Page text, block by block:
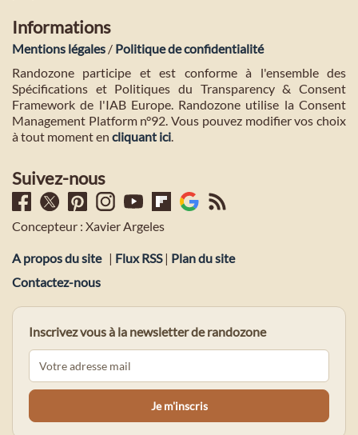
Informations
Mentions légales / Politique de confidentialité
Randozone participe et est conforme à l'ensemble des
Spécifications et Politiques du Transparency & Consent
Framework de l'IAB Europe. Randozone utilise la Consent
Management Platform n°92. Vous pouvez modifier vos choix
à tout moment en cliquant ici.
Suivez-nous
Concepteur : Xavier Argeles
A propos du site | Flux RSS| Plan du site
Contactez-nous
Inscrivez vous à la newsletter de randozone